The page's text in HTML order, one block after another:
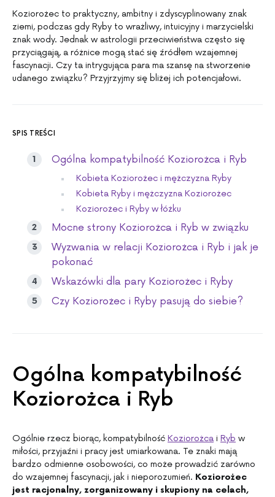
Koziorożec to praktyczny, ambitny i zdyscyplinowany znak
ziemi, podczas gdy Ryby to wrażliwy, intuicyjny i marzycielski
znak wody. Jednak w astrologii przeciwieństwa często się
przyciągają, a różnice mogą stać się źródłem wzajemnej
fascynacji. Czy ta intrygująca para ma szansę na stworzenie
udanego związku? Przyjrzyjmy się bliżej ich potencjałowi.
SPIS TREŚCI
Ogólna kompatybilność Koziorożca i Ryb
Kobieta Koziorożec i mężczyzna Ryby
Kobieta Ryby i mężczyzna Koziorożec
Koziorożec i Ryby w łóżku
Mocne strony Koziorożca i Ryb w związku
Wyzwania w relacji Koziorożca i Ryb i jak je
pokonać
Wskazówki dla pary Koziorożec i Ryby
Czy Koziorożec i Ryby pasują do siebie?
Ogólna kompatybilność
Koziorożca i Ryb
Ogólnie rzecz biorąc, kompatybilność Koziorożca i Ryb w
miłości, przyjaźni i pracy jest umiarkowana. Te znaki mają
bardzo odmienne osobowości, co może prowadzić zarówno
do wzajemnej fascynacji, jak i nieporozumień. Koziorożec
jest racjonalny, zorganizowany i skupiony na celach,